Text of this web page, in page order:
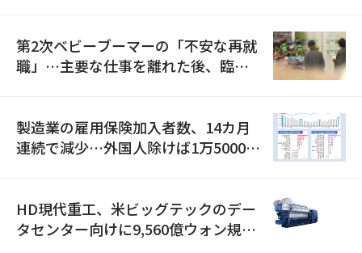
第2次ベビーブーマーの「不安な再就
職」…主要な仕事を離れた後、臨時
製造業の雇用保険加入者数、14カ月
連続で減少…外国人除けば1万5000人
HD現代重工、米ビッグテックのデー
タセンター向けに9,560億ウォン規模